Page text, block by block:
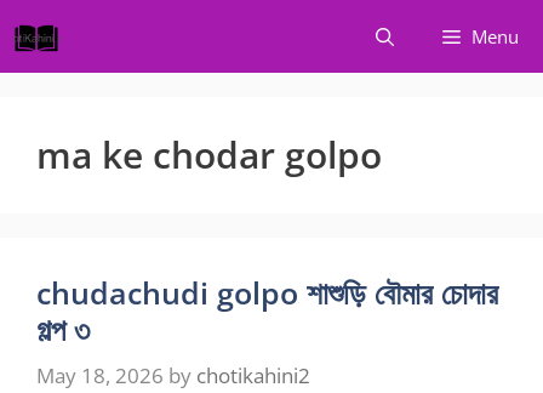
to
content
Menu
ma ke chodar golpo
chudachudi golpo শাশুড়ি বৌমার চোদার
গল্প ৩
May 18, 2026 by chotikahini2